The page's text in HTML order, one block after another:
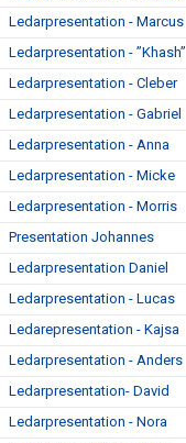
Ledarpresentation - Marcus
Ledarpresentation - ”Khash”
Ledarpresentation - Cleber
Ledarpresentation - Gabriel
Ledarpresentation - Anna
Ledarpresentation - Micke
Ledarpresentation - Morris
Presentation Johannes
Ledarpresentation Daniel
Ledarpresentation - Lucas
Ledarepresentation - Kajsa
Ledarpresentation - Anders
Ledarpresentation- David
Ledarpresentation - Nora